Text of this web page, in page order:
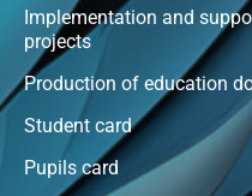
Implementation and
projects
Production of education
Student card
Pupils card